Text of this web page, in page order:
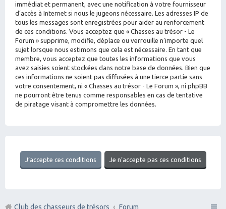
immédiat et permanent, avec une notification à votre fournisseur
d’accès à Internet si nous le jugeons nécessaire. Les adresses IP de
tous les messages sont enregistrées pour aider au renforcement
de ces conditions. Vous acceptez que « Chasses au trésor - Le
Forum » supprime, modifie, déplace ou verrouille n’importe quel
sujet lorsque nous estimons que cela est nécessaire. En tant que
membre, vous acceptez que toutes les informations que vous
avez saisies soient stockées dans notre base de données. Bien que
ces informations ne soient pas diffusées à une tierce partie sans
votre consentement, ni « Chasses au trésor - Le Forum », ni phpBB
ne pourront être tenus comme responsables en cas de tentative
de piratage visant à compromettre les données.
Club des chasseurs de trésors Forum